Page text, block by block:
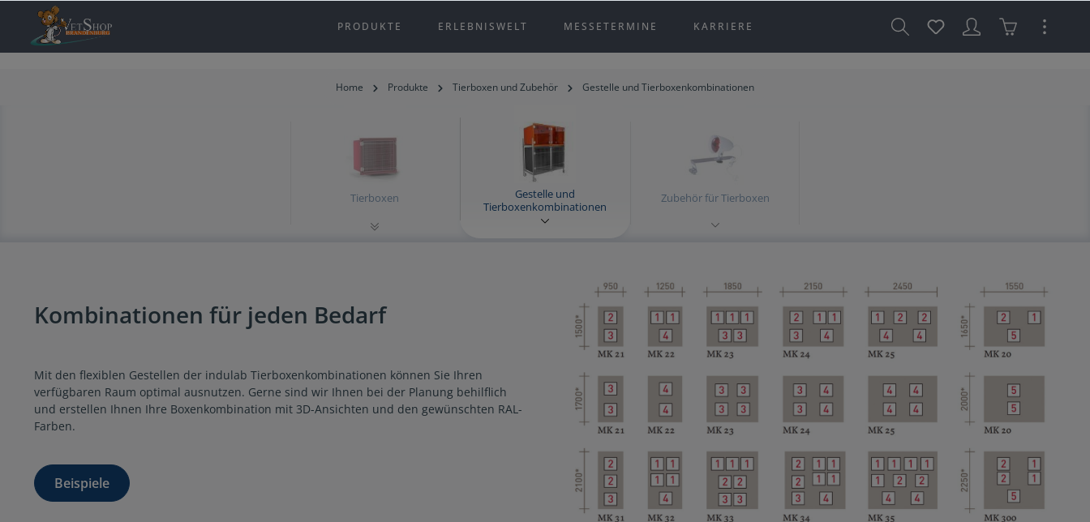
springen
PRODUKTE ERLEBNISWELT MESSETERMINE KARRIERE
Home Produkte Tierboxen und Zubehör Gestelle und Tierboxenkombinationen
Tierboxen
Gestelle und
Tierboxenkombinationen
Zubehör für Tierboxen
Kombinationen für jeden Bedarf
Mit den flexiblen Gestellen der indulab Tierboxenkombinationen können Sie Ihren
verfügbaren Raum optimal ausnutzen. Gerne sind wir Ihnen bei der Planung behilflich
und erstellen Ihnen Ihre Boxenkombination mit 3D-Ansichten und den gewünschten RAL-
Farben.
Beispiele